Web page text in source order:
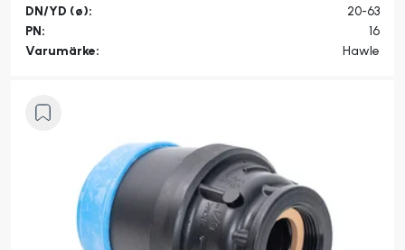
DN/YD (ø):
20-63
PN:
16
Varumärke:
Hawle